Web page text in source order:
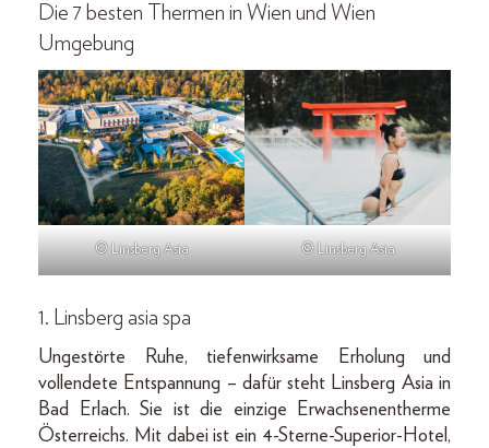
Die 7 besten Thermen in Wien und Wien
Umgebung
© Linsberg Asia © Linsberg Asia
1. Linsberg asia spa
Ungestörte Ruhe, tiefenwirksame Erholung und
vollendete Entspannung – dafür steht Linsberg Asia in
Bad Erlach. Sie ist die einzige Erwachsenentherme
Österreichs. Mit dabei ist ein 4-Sterne-Superior-Hotel,